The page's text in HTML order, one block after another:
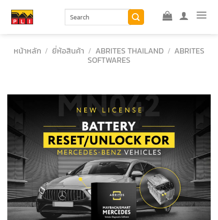
หน้าหลัก / ยี่ห้อสินค้า / ABRITES THAILAND / ABRITES
SOFTWARES